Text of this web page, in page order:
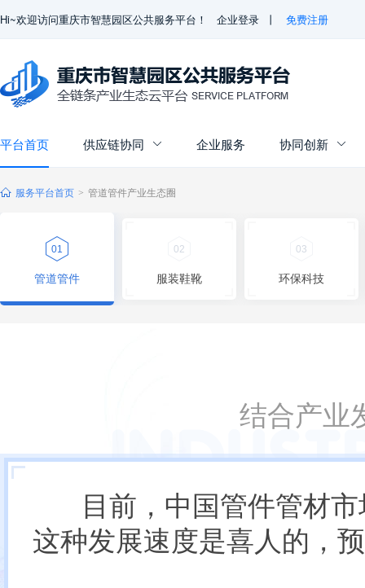
Hi~欢迎访问重庆市智慧园区公共服务平台！ 企业登录 丨 免费注册
平台首页 供应链协同  企业服务 协同创新 
服务平台首页 > 管道管件产业生态圈
01
管道管件
02
服装鞋靴
03
环保科技
结合产业
目前，中国管件管材市
这种发展速度是喜人的，